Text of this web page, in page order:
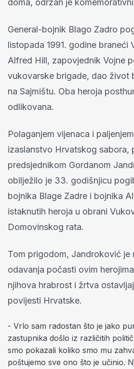
doma, održan je
General-bojnik Blago Zadro
listopada 1991. godine braneći
Alfred Hill, zapovjednik Vojne
vukovarske brigade, dao život
na Sajmištu. Oba heroja
odlikovana.
Polaganjem vijenaca i
izaslanstvo Hrvatskog sabora,
predsjednikom Gordanom
obilježilo je 33. godišnjicu
bojnika Blage Zadre i bojnika
istaknutih heroja u obrani
Domovinskog rata.
Tom prigodom, Jandroković je
odavanja počasti ovim
njihova hrabrost i žrtva
povijesti Hrvatske.
- Vrlo sam radostan što je jako
zastupnika došlo iz različitih
smo pokazali koliko smo mu
poštujemo sve ono što je učinio.